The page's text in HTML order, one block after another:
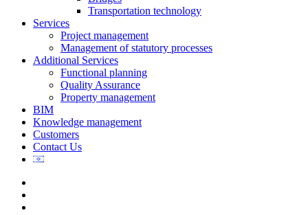
Transportation technology
Services
Project management
Management of statutory processes
Additional Services
Functional planning
Quality Assurance
Property management
BIM
Knowledge management
Customers
Contact Us